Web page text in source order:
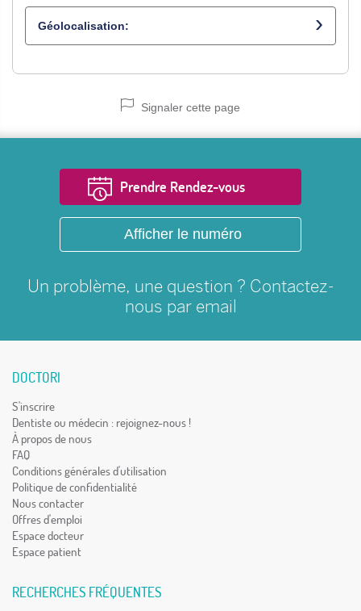
Dermatologue
Géolocalisation:
Signaler cette page
Prendre Rendez-vous
Afficher le numéro
Un problème, une question ? Contactez-
nous par email
DOCTORI
S'inscrire
Dentiste ou médecin : rejoignez-nous !
À propos de nous
FAQ
Conditions générales d'utilisation
Politique de confidentialité
Nous contacter
Offres d'emploi
Espace docteur
Espace patient
RECHERCHES FRÉQUENTES